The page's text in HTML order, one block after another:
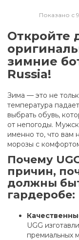
Показано с
Откройте
зимние
Russia!
Зима — это не
температура
выбрать обувь,
от непогоды.
именно то, что вам
морозы с
Почему
причин,
должны
гардеробе:
UGG
премиальных